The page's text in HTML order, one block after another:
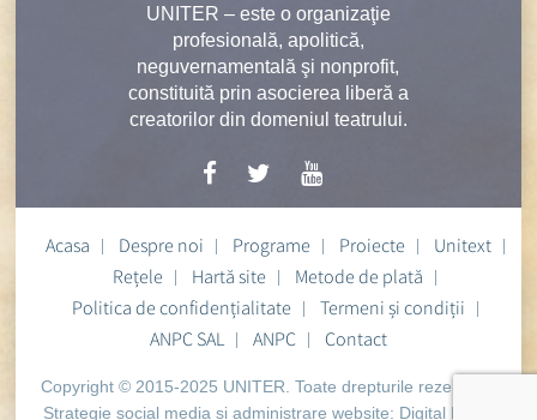
UNITER – este o organizaţie
profesională, apolitică,
neguvernamentală şi nonprofit,
constituită prin asocierea liberă a
creatorilor din domeniul teatrului.
Acasa Despre noi Programe Proiecte
Unitext
Rețele
Hartă site
Metode de plată
Politica de confidențialitate
Termeni și condiții
ANPC SAL
ANPC Contact
Copyright © 2015-2025 UNITER. Toate drepturile rezervate.
Strategie social media si administrare website: Digital Heart